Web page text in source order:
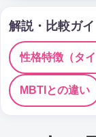
解説・比較ガ
性格特徴（タイ
MBTIとの違い